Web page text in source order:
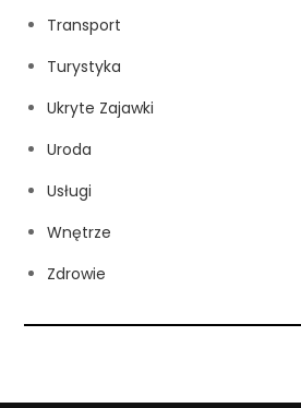
Transport
Turystyka
Ukryte Zajawki
Uroda
Usługi
Wnętrze
Zdrowie